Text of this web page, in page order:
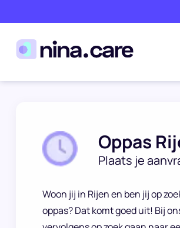
Oppas
Plaats je
Woon jij in Rijen en ben jij op
oppas? Dat komt goed uit! Bij